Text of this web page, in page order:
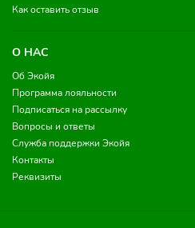
Как оставить отзыв
О НАС
Об Экойя
Программа лояльности
Подписаться на рассылку
Вопросы и ответы
Служба поддержки Экойя
Контакты
Реквизиты